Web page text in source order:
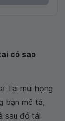
có sao
Tai mũi họng
bạn mô tả,
sau đó tái